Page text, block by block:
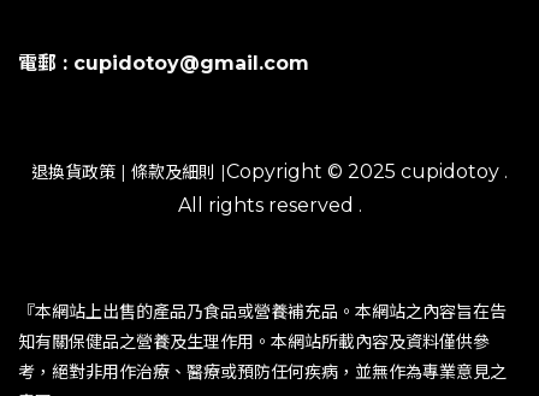
電郵 : cupidotoy@gmail.com
退換貨政策 | 條款及細則 |Copyright © 2025 cupidotoy .
All rights reserved .
『本網站上出售的產品乃食品或營養補充品。本網站之內容旨在告
知有關保健品之營養及生理作用。本網站所載內容及資料僅供參
考，絕對非用作治療、醫療或預防任何疾病，並無作為專業意見之